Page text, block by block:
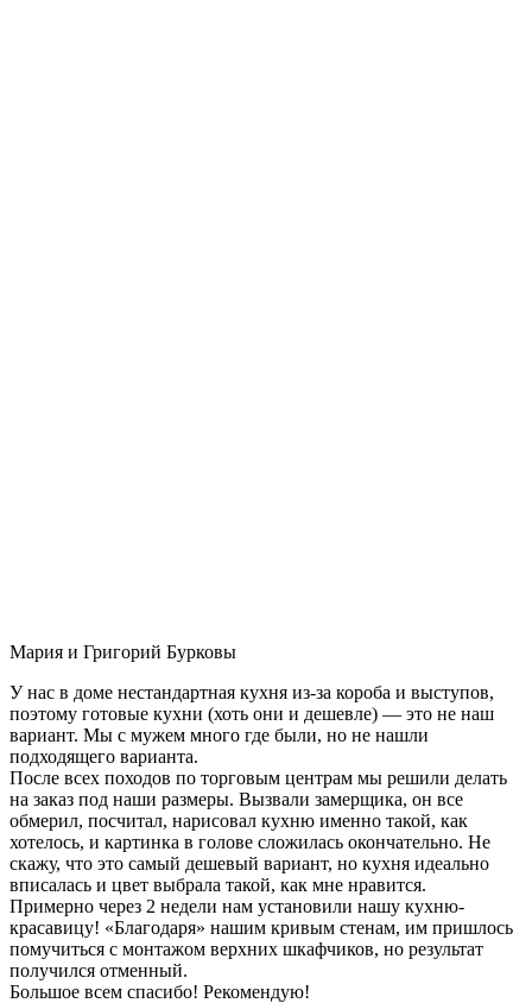
Мария и Григорий Бурковы
У нас в доме нестандартная кухня из-за короба и выступов,
поэтому готовые кухни (хоть они и дешевле) — это не наш
вариант. Мы с мужем много где были, но не нашли
подходящего варианта.
После всех походов по торговым центрам мы решили делать
на заказ под наши размеры. Вызвали замерщика, он все
обмерил, посчитал, нарисовал кухню именно такой, как
хотелось, и картинка в голове сложилась окончательно. Не
скажу, что это самый дешевый вариант, но кухня идеально
вписалась и цвет выбрала такой, как мне нравится.
Примерно через 2 недели нам установили нашу кухню-
красавицу! «Благодаря» нашим кривым стенам, им пришлось
помучиться с монтажом верхних шкафчиков, но результат
получился отменный.
Большое всем спасибо! Рекомендую!